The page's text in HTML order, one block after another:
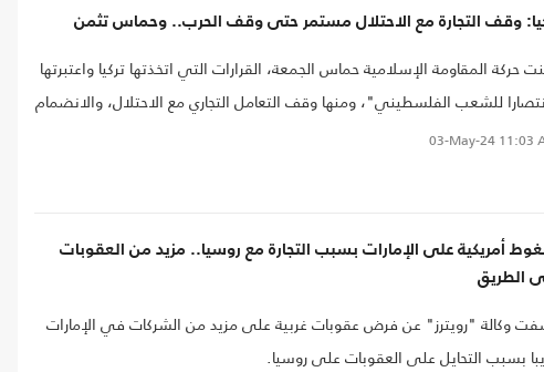
وقف التجارة مع الاحتلال مستمر حتى وقف الحرب.. وحماس تثمن
حركة المقاومة الإسلامية حماس الجمعة، القرارات التي اتخذتها تركيا واعتبرتها
للشعب الفلسطيني"، ومنها وقف التعامل التجاري مع الاحتلال، والانضمام
"الإبادة الجماعية" ضد تل أبيب أمام محكمة العدل الدولية.
03-May-24 11:03
أمريكية على الإمارات بسبب التجارة مع روسيا.. مزيد من العقوبات
الطريق
وكالة "رويترز" عن فرض عقوبات غربية على مزيد من الشركات في الإمارات
بسبب التحايل على العقوبات على روسيا.